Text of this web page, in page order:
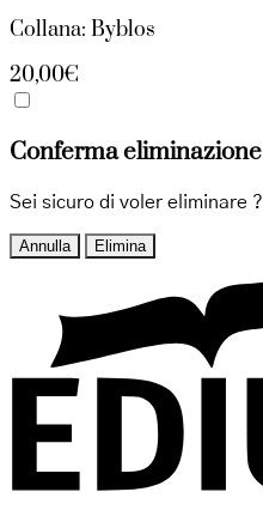
Collana: Byblos
20,00€
Conferma eliminazione
Sei sicuro di voler eliminare ?
Annulla Elimina